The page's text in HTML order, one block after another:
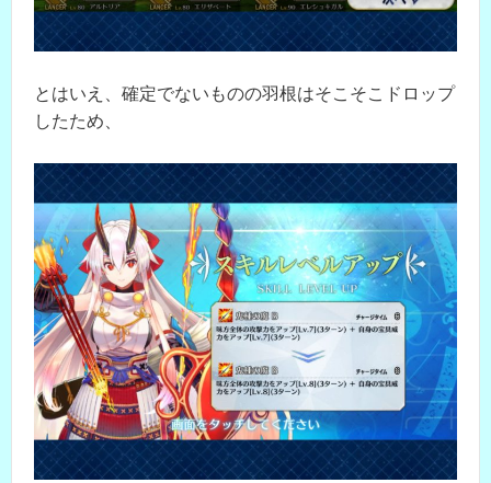
とはいえ、確定でないものの羽根はそこそこドロップ
したため、